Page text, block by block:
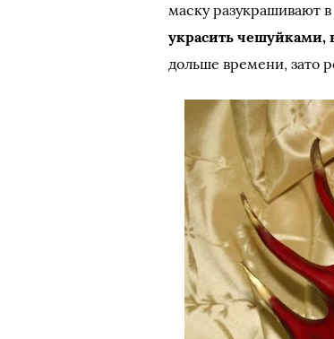
маску разукрашивают
украсить чешуйками,
дольше времени, зато